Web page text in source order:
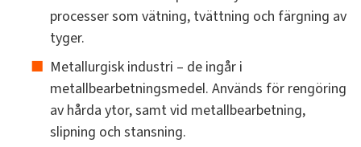
processer som vätning, tvättning och färgning av
tyger.
Metallurgisk industri – de ingår i
metallbearbetningsmedel. Används för rengöring
av hårda ytor, samt vid metallbearbetning,
slipning och stansning.